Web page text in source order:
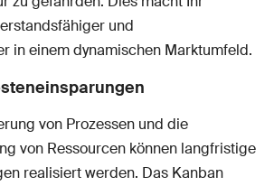
und
in einem dynamischen Marktumfeld.
von Prozessen und die
von Ressourcen können langfristige
realisiert werden. Das Kanban